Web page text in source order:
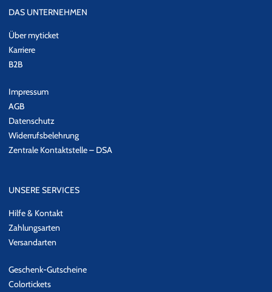
DAS UNTERNEHMEN
Über myticket
Karriere
B2B
Impressum
AGB
Datenschutz
Widerrufsbelehrung
Zentrale Kontaktstelle – DSA
UNSERE SERVICES
Hilfe & Kontakt
Zahlungsarten
Versandarten
Geschenk-Gutscheine
Colortickets